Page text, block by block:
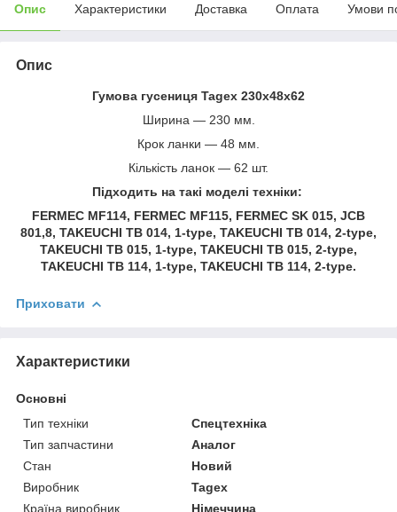
Опис Характеристики Доставка Оплата Умови
Опис
Гумова гусениця Tagex 230x48x62
Ширина — 230 мм.
Крок ланки — 48 мм.
Кількість ланок — 62 шт.
Підходить на такі моделі техніки:
FERMEC MF114, FERMEC MF115, FERMEC SK 015, JCB
801,8, TAKEUCHI TB 014, 1-type, TAKEUCHI TB 014, 2-type,
TAKEUCHI TB 015, 1-type, TAKEUCHI TB 015, 2-type,
TAKEUCHI TB 114, 1-type, TAKEUCHI TB 114, 2-type.
Приховати
Характеристики
Основні
Тип техніки
Спецтехніка
Тип запчастини
Аналог
Стан
Новий
Виробник
Tagex
Країна виробник
Німеччина